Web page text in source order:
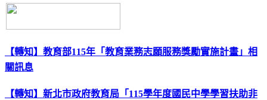
【轉知】教育部115年「教育業務志願服務獎勵實施計畫」相
關訊息
【轉知】新北市政府教育局「115學年度國民中學學習扶助非